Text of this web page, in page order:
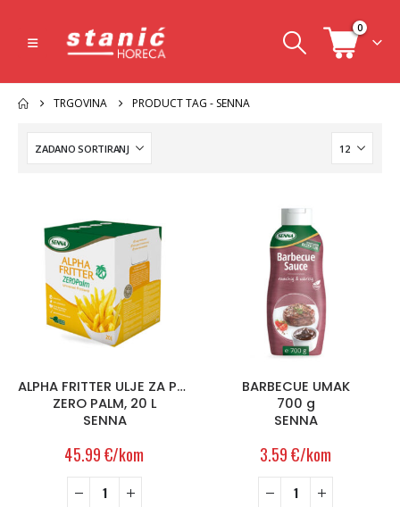
0
TRGOVINA PRODUCT TAG - SENNA
ALPHA FRITTER ULJE ZA PRŽENJE
ZERO PALM, 20 L
SENNA
45.99€/kom
BARBECUE UMAK
700 g
SENNA
3.59€/kom